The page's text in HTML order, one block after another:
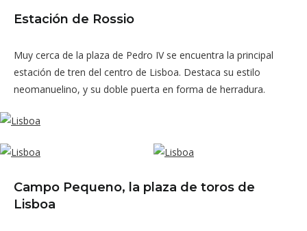
Estación de Rossio
Muy cerca de la plaza de Pedro IV se encuentra la principal
estación de tren del centro de Lisboa. Destaca su estilo
neomanuelino, y su doble puerta en forma de herradura.
Campo Pequeno, la plaza de toros de
Lisboa